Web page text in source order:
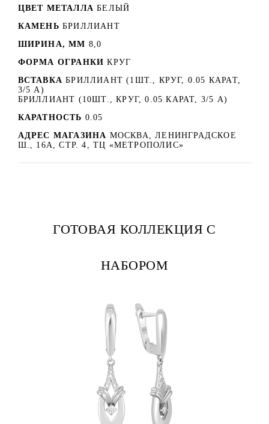
ЦВЕТ МЕТАЛЛА БЕЛЫЙ
КАМЕНЬ БРИЛЛИАНТ
ШИРИНА, ММ 8,0
ФОРМА ОГРАНКИ КРУГ
ВСТАВКА БРИЛЛИАНТ (1ШТ., КРУГ, 0.05 КАРАТ,
3/5 А)
БРИЛЛИАНТ (10ШТ., КРУГ, 0.05 КАРАТ, 3/5 А)
КАРАТНОСТЬ 0.05
АДРЕС МАГАЗИНА МОСКВА, ЛЕНИНГРАДСКОЕ
Ш., 16А, СТР. 4, ТЦ «МЕТРОПОЛИС»
ГОТОВАЯ КОЛЛЕКЦИЯ С
НАБОРОМ